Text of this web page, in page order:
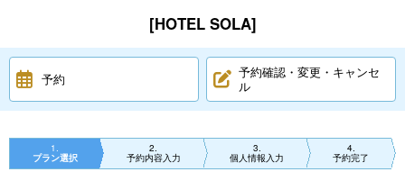
[HOTEL SOLA]
予約
予約確認・変更・キャンセ
ル
1
プラン選択
2
予約内容入力
3
個人情報入力
4
予約完了